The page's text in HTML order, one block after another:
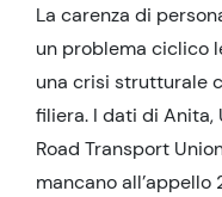
La carenza di
un problema ciclico
una crisi strutturale
filiera. I dati di Anita,
Road Transport
mancano